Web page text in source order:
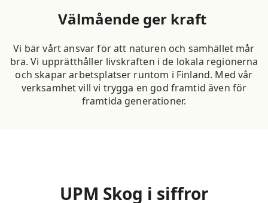
Välmående ger kraft
Vi bär vårt ansvar för att naturen och samhället mår
bra. Vi upprätthåller livskraften i de lokala regionerna
och skapar arbetsplatser runtom i Finland. Med vår
verksamhet vill vi trygga en god framtid även för
framtida generationer.
UPM Skog i siffror